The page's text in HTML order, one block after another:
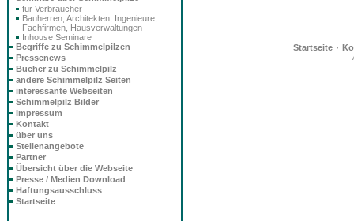
Startseite·
für Verbraucher
Bauherren, Architekten, Ingenieure,
Fachfirmen, Hausverwaltungen
Inhouse Seminare
Begriffe zu Schimmelpilzen
Pressenews
Bücher zu Schimmelpilz
andere Schimmelpilz Seiten
interessante Webseiten
Schimmelpilz Bilder
Impressum
Kontakt
über uns
Stellenangebote
Partner
Übersicht über die Webseite
Presse / Medien Download
Haftungsausschluss
Startseite